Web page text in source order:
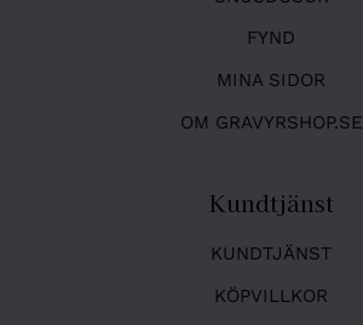
FYND
MINA SIDOR
OM GRAVYRSHOP.SE
Kundtjänst
KUNDTJÄNST
KÖPVILLKOR